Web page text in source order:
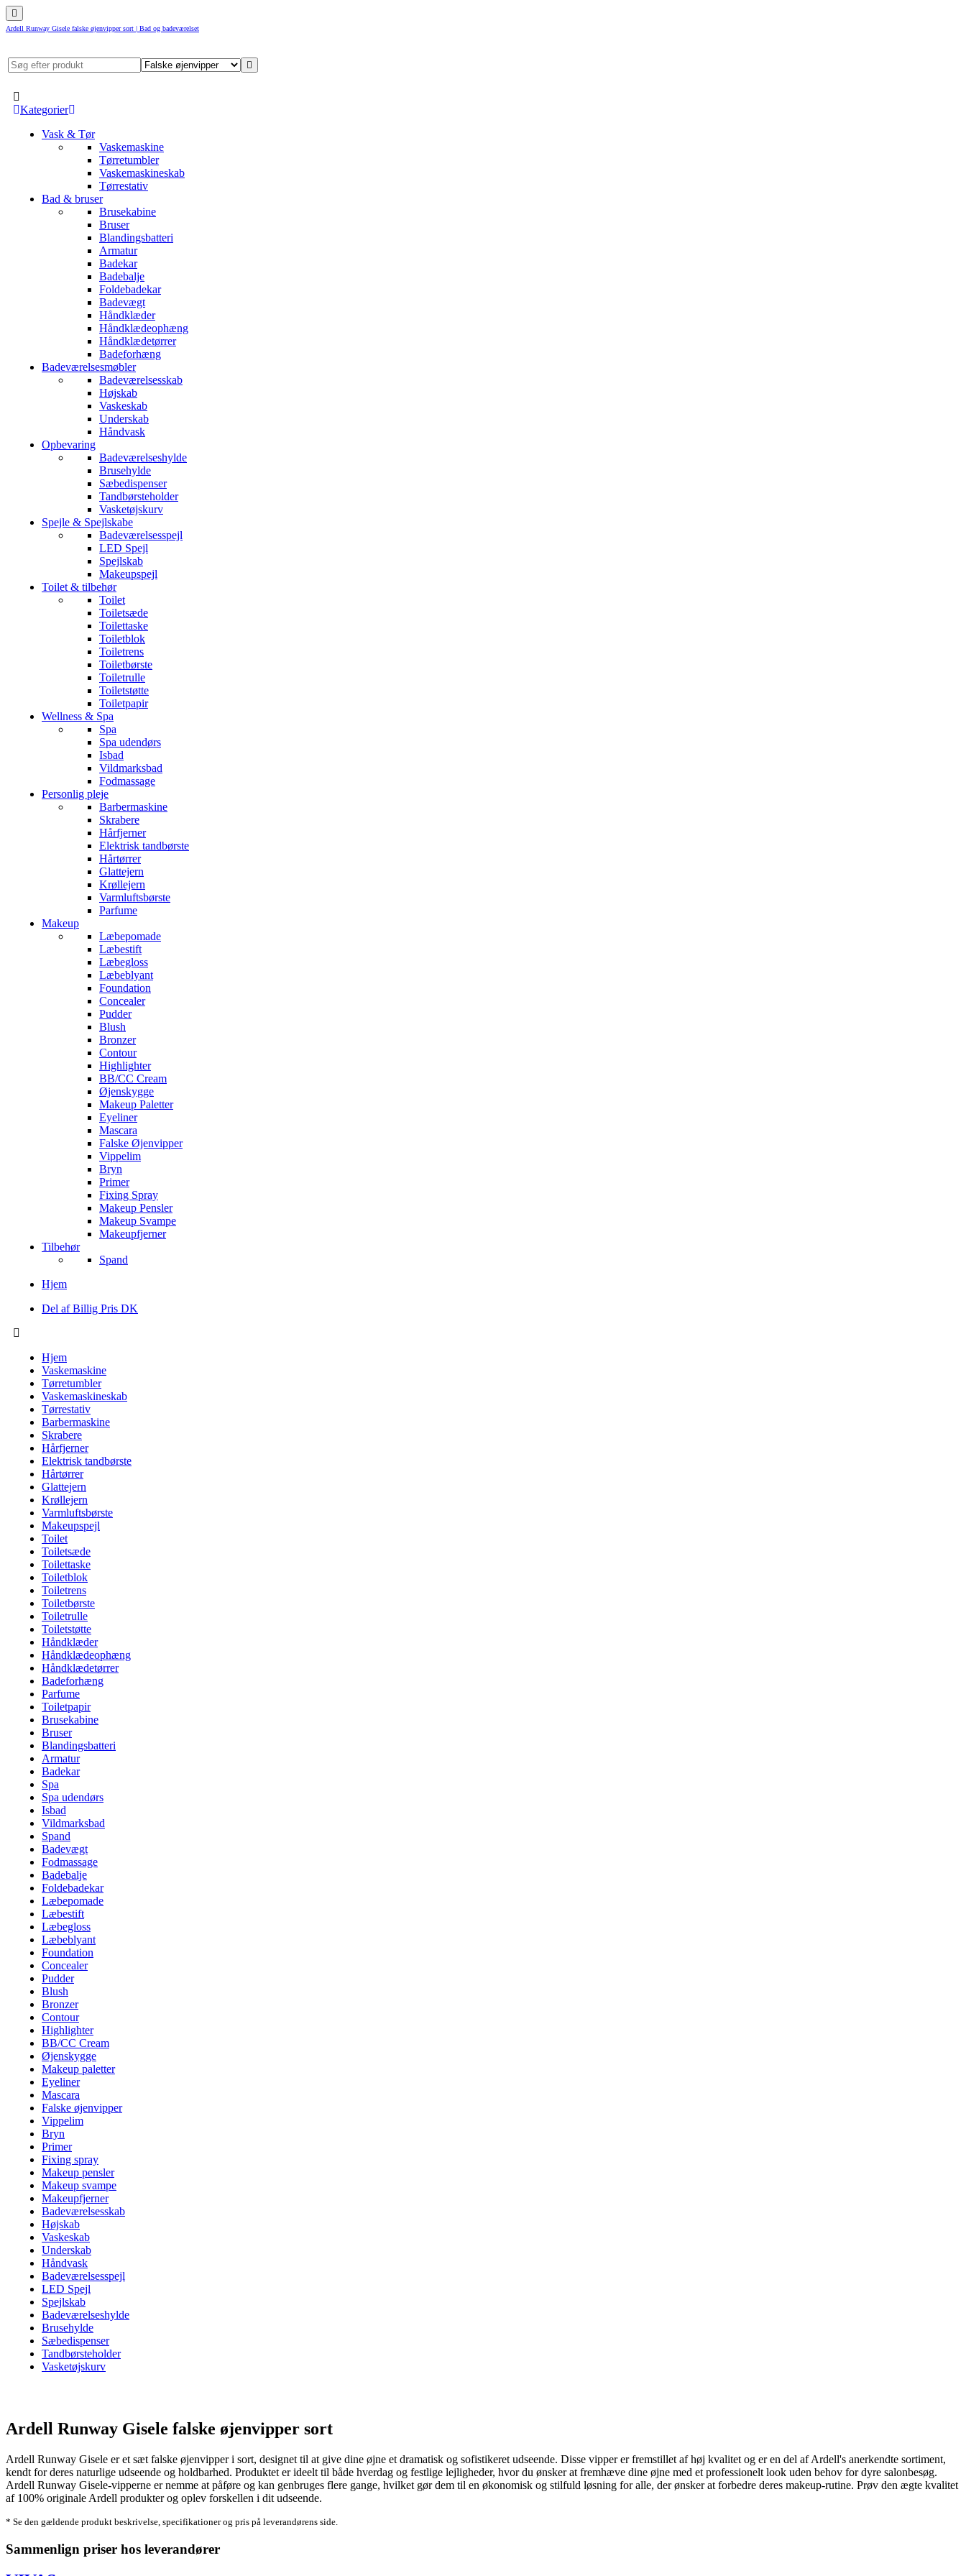
Ardell Runway Gisele falske øjenvipper sort | Bad og badeværelset
Kategorier
Vask & Tør
Vaskemaskine
Tørretumbler
Vaskemaskineskab
Tørrestativ
Bad & bruser
Brusekabine
Bruser
Blandingsbatteri
Armatur
Badekar
Badebalje
Foldebadekar
Badevægt
Håndklæder
Håndklædeophæng
Håndklædetørrer
Badeforhæng
Badeværelsesmøbler
Badeværelsesskab
Højskab
Vaskeskab
Underskab
Håndvask
Opbevaring
Badeværelseshylde
Brusehylde
Sæbedispenser
Tandbørsteholder
Vasketøjskurv
Spejle & Spejlskabe
Badeværelsesspejl
LED Spejl
Spejlskab
Makeupspejl
Toilet & tilbehør
Toilet
Toiletsæde
Toilettaske
Toiletblok
Toiletrens
Toiletbørste
Toiletrulle
Toiletstøtte
Toiletpapir
Wellness & Spa
Spa
Spa udendørs
Isbad
Vildmarksbad
Fodmassage
Personlig pleje
Barbermaskine
Skrabere
Hårfjerner
Elektrisk tandbørste
Hårtørrer
Glattejern
Krøllejern
Varmluftsbørste
Parfume
Makeup
Læbepomade
Læbestift
Læbegloss
Læbeblyant
Foundation
Concealer
Pudder
Blush
Bronzer
Contour
Highlighter
BB/CC Cream
Øjenskygge
Makeup Paletter
Eyeliner
Mascara
Falske Øjenvipper
Vippelim
Bryn
Primer
Fixing Spray
Makeup Pensler
Makeup Svampe
Makeupfjerner
Tilbehør
Spand
Hjem
Del af Billig Pris DK
Hjem
Vaskemaskine
Tørretumbler
Vaskemaskineskab
Tørrestativ
Barbermaskine
Skrabere
Hårfjerner
Elektrisk tandbørste
Hårtørrer
Glattejern
Krøllejern
Varmluftsbørste
Makeupspejl
Toilet
Toiletsæde
Toilettaske
Toiletblok
Toiletrens
Toiletbørste
Toiletrulle
Toiletstøtte
Håndklæder
Håndklædeophæng
Håndklædetørrer
Badeforhæng
Parfume
Toiletpapir
Brusekabine
Bruser
Blandingsbatteri
Armatur
Badekar
Spa
Spa udendørs
Isbad
Vildmarksbad
Spand
Badevægt
Fodmassage
Badebalje
Foldebadekar
Læbepomade
Læbestift
Læbegloss
Læbeblyant
Foundation
Concealer
Pudder
Blush
Bronzer
Contour
Highlighter
BB/CC Cream
Øjenskygge
Makeup paletter
Eyeliner
Mascara
Falske øjenvipper
Vippelim
Bryn
Primer
Fixing spray
Makeup pensler
Makeup svampe
Makeupfjerner
Badeværelsesskab
Højskab
Vaskeskab
Underskab
Håndvask
Badeværelsesspejl
LED Spejl
Spejlskab
Badeværelseshylde
Brusehylde
Sæbedispenser
Tandbørsteholder
Vasketøjskurv
Ardell Runway Gisele falske øjenvipper sort
Ardell Runway Gisele er et sæt falske øjenvipper i sort, designet til at give dine øjne et dramatisk og sofistikeret udseende. Disse vipper er fremstillet af høj kvalitet og er en del af Ardell's anerkendte sortiment,
kendt for deres naturlige udseende og holdbarhed. Produktet er ideelt til både hverdag og festlige lejligheder, hvor du ønsker at fremhæve dine øjne med et professionelt look uden behov for dyre salonbesøg.
Ardell Runway Gisele-vipperne er nemme at påføre og kan genbruges flere gange, hvilket gør dem til en økonomisk og stilfuld løsning for alle, der ønsker at forbedre deres makeup-rutine. Prøv den ægte kvalitet
af 100% originale Ardell produkter og oplev forskellen i dit udseende.
* Se den gældende produkt beskrivelse, specifikationer og pris på leverandørens side.
Sammenlign priser hos leverandører